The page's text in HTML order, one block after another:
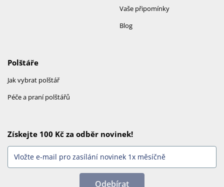
Vaše připomínky
Blog
Polštáře
Jak vybrat polštář
Péče a praní polštářů
Získejte 100 Kč za odběr novinek!
Odebírat